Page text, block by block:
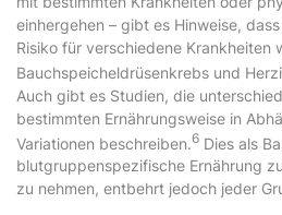
einhergehen – gibt es Hinweise,
Risiko für verschiedene Krankheiten
Bauchspeicheldrüsenkrebs und
Auch gibt es Studien, die
bestimmten Ernährungsweise in
Variationen beschreiben. 6 Dies als
blutgruppenspezifische Ernährung
zu nehmen, entbehrt jedoch jeder